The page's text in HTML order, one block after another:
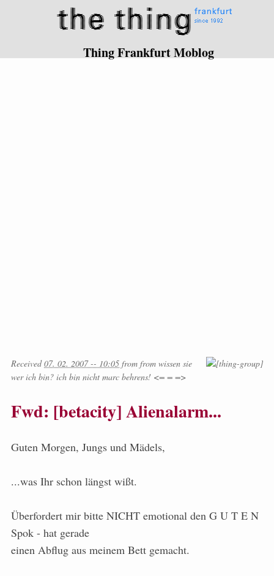
Thing Frankfurt Moblog
Received07. 02. 2007 -- 10:05 from from wissen sie
wer ich bin? ich bin nicht marc behrens! <= = =>
Fwd: [betacity] Alienalarm...
Guten Morgen, Jungs und Mädels,
...was Ihr schon längst wißt.
Überfordert mir bitte NICHT emotional den G U T E N
Spok - hat gerade
einen Abflug aus meinem Bett gemacht.